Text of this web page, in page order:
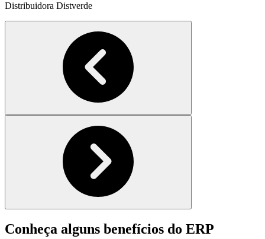
Distribuidora Distverde
Conheça alguns benefícios do ERP